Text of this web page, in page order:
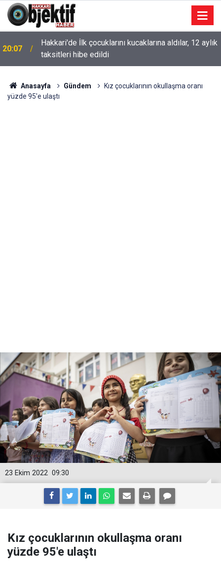
20:07
Hakkari'de İlk çocuklarını kucaklarına aldılar, 12 aylık
taksitleri hibe edildi
Anasayfa Gündem
Kız çocuklarının okullaşma oranı
yüzde 95'e ulaştı
09:30
23 Ekim 2022
Kız çocuklarının okullaşma oranı
yüzde 95'e ulaştı